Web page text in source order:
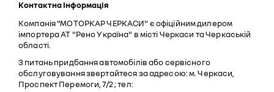
Контактна Інформація
Компанія "МОТОРКАР ЧЕРКАСИ" є офіційним дилером
імпортера АТ "Рено Україна" в місті Черкаси та Черкаській
області.
З питань придбання автомобілів або сервісного
обслуговування звертайтеся за адресою: м. Черкаси,
Проспект Перемоги, 7/2 ; тел: